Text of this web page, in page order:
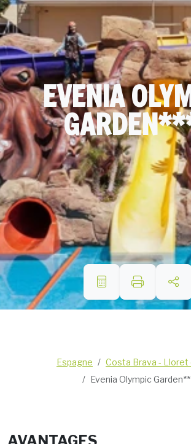
EVENIA
Espagne
Costa Brava - Lloret
Evenia Olympic